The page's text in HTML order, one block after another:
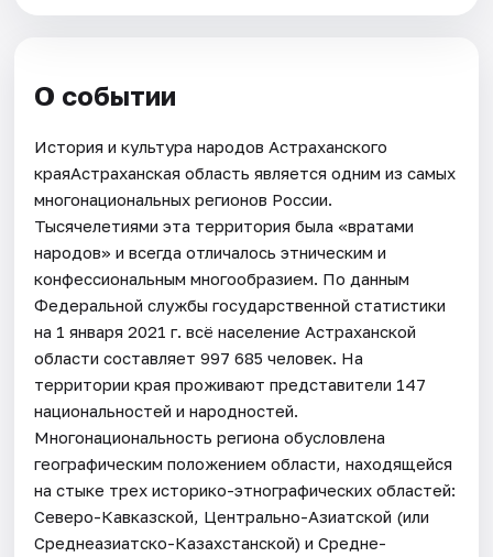
О событии
История и культура народов Астраханского
краяАстраханская область является одним из самых
многонациональных регионов России.
Тысячелетиями эта территория была «вратами
народов» и всегда отличалось этническим и
конфессиональным многообразием. По данным
Федеральной службы государственной статистики
на 1 января 2021 г. всё население Астраханской
области составляет 997 685 человек. На
территории края проживают представители 147
национальностей и народностей.
Многонациональность региона обусловлена
географическим положением области, находящейся
на стыке трех историко-этнографических областей:
Северо-Кавказской, Центрально-Азиатской (или
Среднеазиатско-Казахстанской) и Средне-